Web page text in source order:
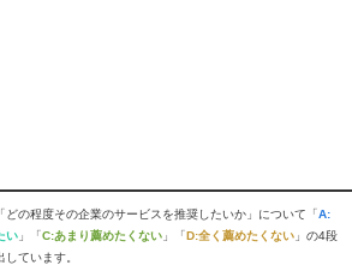
の程度その企業のサービスを推奨したいか」について「A:
い 」「C:あまり薦めたくない 」「D:全く薦めたくない 」の4段
ています。